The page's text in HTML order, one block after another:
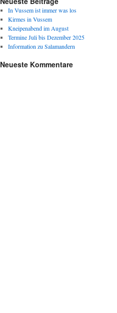
In Vussem ist immer was los
Kirmes in Vussem
Kneipenabend im August
Termine Juli bis Dezember 2025
Information zu Salamandern
Neueste Kommentare